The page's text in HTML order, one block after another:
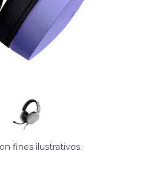
fines ilustrativos.